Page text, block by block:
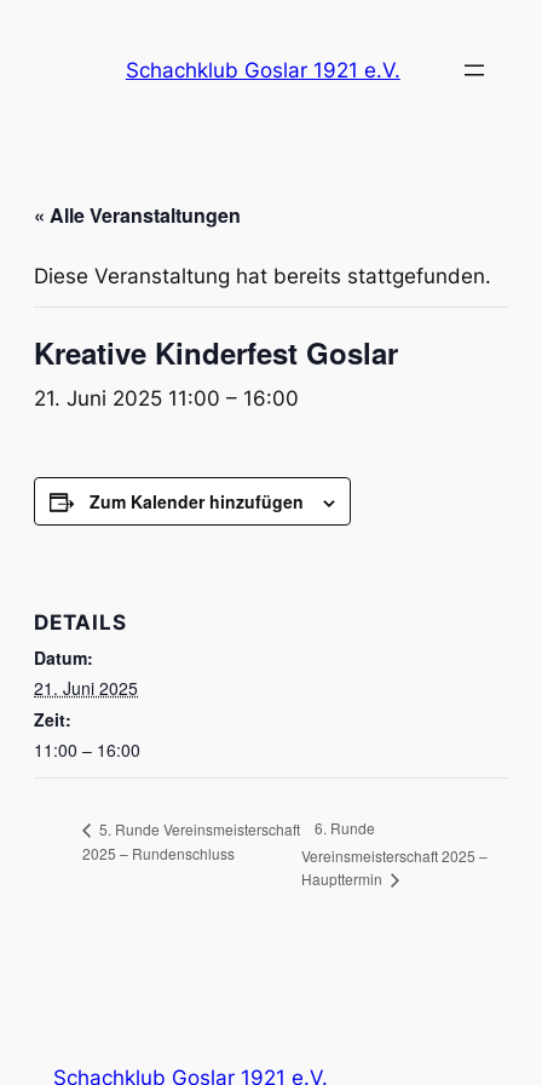
Schachklub Goslar 1921 e.V.
« Alle Veranstaltungen
Diese Veranstaltung hat bereits stattgefunden.
Kreative Kinderfest Goslar
21. Juni 2025 11:00 – 16:00
Zum Kalender hinzufügen
DETAILS
Datum:
21. Juni 2025
Zeit:
11:00 – 16:00
5. Runde Vereinsmeisterschaft
2025 – Rundenschluss
6. Runde
Vereinsmeisterschaft 2025 –
Haupttermin
Schachklub Goslar 1921 e.V.